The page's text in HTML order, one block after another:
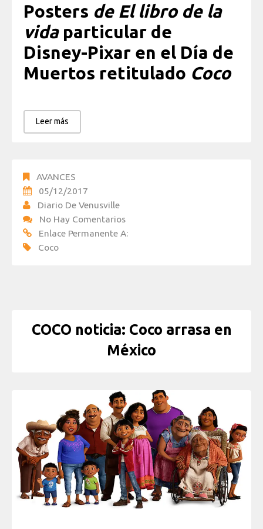
Posters de El libro de la
vidaparticular de
Disney-Pixar en el Día de
Muertos retitulado Coco
Leer más
AVANCES
05/12/2017
Diario De Venusville
No Hay Comentarios
Enlace Permanente A:
Coco
COCO noticia: Coco arrasa en
México